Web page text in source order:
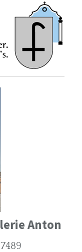
Anton